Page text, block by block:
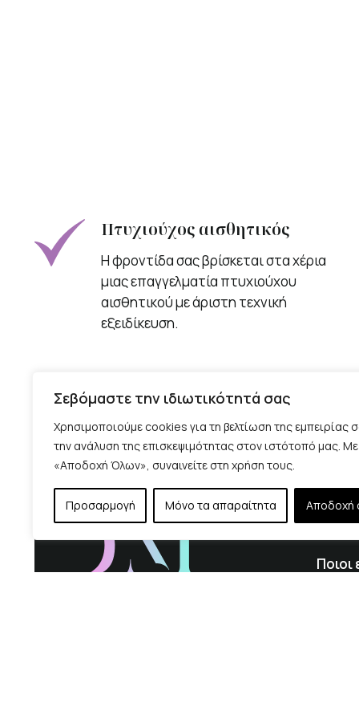
Σεβόμαστε την ιδιωτικότητά σας
Χρησιμοποιούμε cookies για τη βελτίωση της εμπειρίας
την ανάλυση της επισκεψιμότητας στον ιστότοπό μας.
«Αποδοχή Όλων», συναινείτε στη χρήση τους.
Προσαρμογή Μόνο τα απαραίτητα Αποδοχή
Πτυχιούχος αισθητικός
Η φροντίδα σας βρίσκεται στα χέρια
μιας επαγγελματία πτυχιούχου
αισθητικού με άριστη τεχνική
εξειδίκευση.
Ποιοι